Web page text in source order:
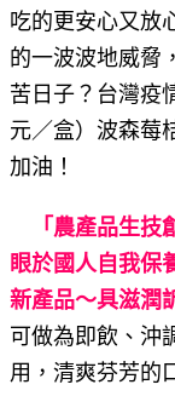
吃的更安心又放
的一波波地威脅
苦日子？台灣疫
元／盒）波森莓
加油！
「農產品生技
眼於國人自我保
新產品～具滋潤
可做為即飲、沖
用，清爽芬芳的